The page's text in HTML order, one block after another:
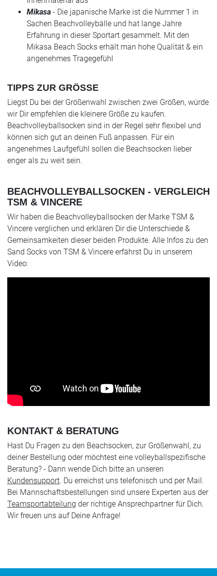
Mikasa - Die japanische Marke ist die Nummer 1 in
Sachen Beachvolleybälle und hat lange Jahre
Erfahrung in dieser Sportart gesammelt. Mit den
Mikasa Beach Socks erhält man hohe Qualität & ein
angenehmes Tragegefühl
TIPPS ZUR GRÖSSE
Liegst Du bei der Größenwahl zwischen zwei Größen, würde
wir Dir empfehlen die kleinere Größe zu kaufen.
Beachvolleyballsocken sind in der Regel sehr flexibel und
können sich gut an deinen Fuß anpassen. Für ein
angenehmes Laufgefühl sollen die Beachsocken lieber
enger als zu weit sein.
BEACHVOLLEYBALLSOCKEN - VERGLEICH
TSM & VINCERE
Wir haben die Beachvolleyballsocken der Marke TSM &
Vincere verglichen und erklären Dir die Unterschiede &
Gemeinsamkeiten dieser beiden Produkte. Alle Infos zu den
Sand Socks von TSM & Vincere erfährst Du in unserem
Video:
KONTAKT & BERATUNG
Hast Du Fragen zu den Beachsocken, zur Größenwahl, zu
deiner Bestellung oder möchtest eine volleyballspezifische
Beratung? - Dann wende Dich bitte an unseren
Kundensupport. Du erreichst uns telefonisch und per Mail.
Bei Mannschaftsbestellungen sind unsere Experten aus der
Teamsportabteilung der richtige Ansprechpartner für Dich.
Wir freuen uns auf Deine Anfrage!